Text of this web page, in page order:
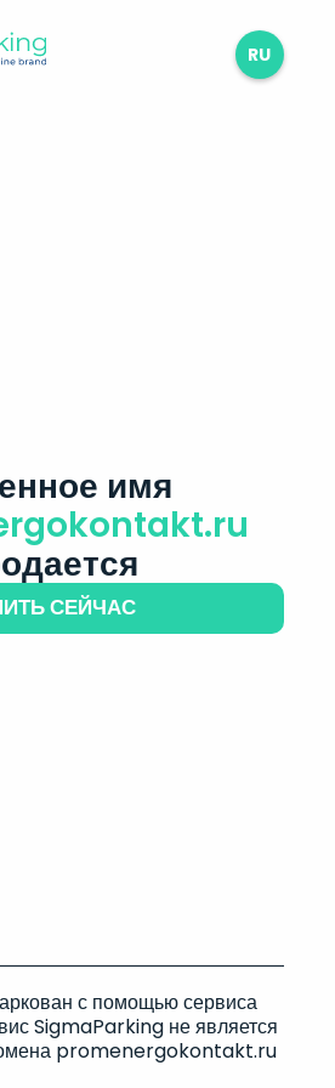
RU
имя
СЕЙЧАС
с помощью сервиса
SigmaParking не является
promenergokontakt.ru